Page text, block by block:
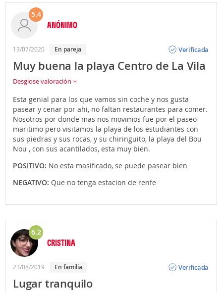
5.4
ANÓNIMO
13/07/2020 En pareja
Verificada
Muy buena la playa Centro de La Vila
Desglose valoración
Esta genial para los que vamos sin coche y nos gusta
pasear y cenar por ahi, no faltan restaurantes para comer.
Nosotros por donde mas nos movimos fue por el paseo
maritimo pero visitamos la playa de los estudiantes con
sus piedras y sus rocas, y su chiringuito, la playa del Bou
Nou , con sus acantilados, esta muy bien.
POSITIVO: No esta masificado, se puede pasear bien
NEGATIVO: Que no tenga estacion de renfe
6.2
CRISTINA
23/08/2019 En familia
Verificada
Lugar tranquilo